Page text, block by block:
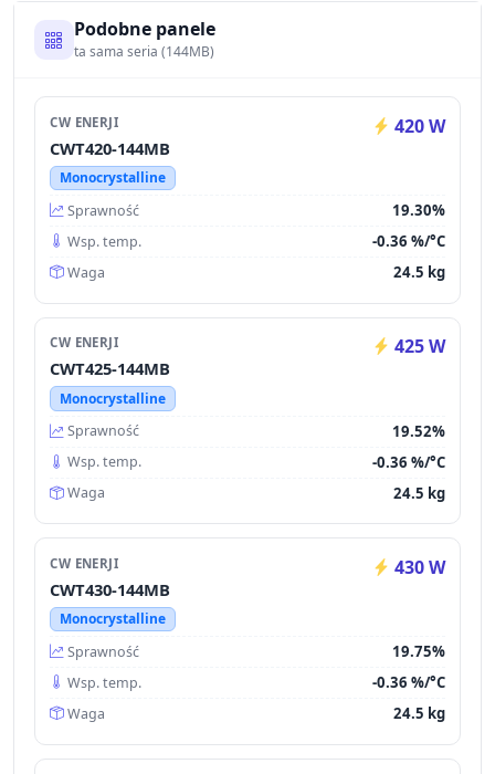
Podobne panele
ta sama seria (144MB)
CW ENERJI 420 W
CWT420-144MB
Monocrystalline
Sprawność
19.30%
Wsp. temp. -0.36 %/°C
Waga 24.5 kg
CW ENERJI 425 W
CWT425-144MB
Monocrystalline
Sprawność
19.52%
Wsp. temp. -0.36 %/°C
Waga 24.5 kg
CW ENERJI 430 W
CWT430-144MB
Monocrystalline
Sprawność
19.75%
Wsp. temp. -0.36 %/°C
Waga 24.5 kg